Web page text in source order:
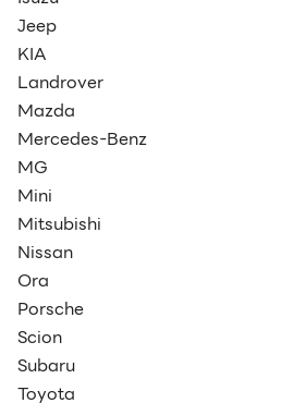
Jeep
KIA
Landrover
Mazda
Mercedes-Benz
MG
Mini
Mitsubishi
Nissan
Ora
Porsche
Scion
Subaru
Toyota